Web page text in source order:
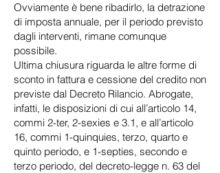
Ovviamente è bene ribadirlo, la detrazione
di imposta annuale, per il periodo previsto
dagli interventi, rimane comunque
possibile.
Ultima chiusura riguarda le altre forme di
sconto in fattura e cessione del credito non
previste dal Decreto Rilancio. Abrogate,
infatti, le disposizioni di cui all’articolo 14,
commi 2-ter, 2-sexies e 3.1, e all’articolo
16, commi 1-quinquies, terzo, quarto e
quinto periodo, e 1-septies, secondo e
terzo periodo, del decreto-legge n. 63 del